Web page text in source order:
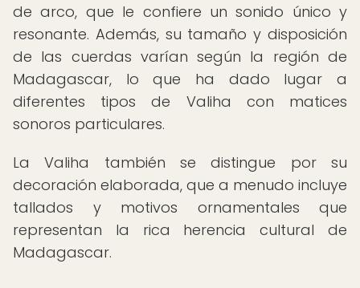
de arco, que le confiere un sonido único y
resonante. Además, su tamaño y disposición
de las cuerdas varían según la región de
Madagascar, lo que ha dado lugar a
diferentes tipos de Valiha con matices
sonoros particulares.
La Valiha también se distingue por su
decoración elaborada, que a menudo incluye
tallados y motivos ornamentales que
representan la rica herencia cultural de
Madagascar.